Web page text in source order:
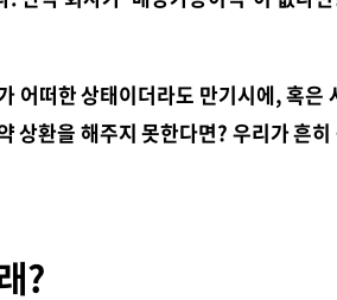
어떠한 상태이더라도 만기시에, 혹은
상환을 해주지 못한다면? 우리가 흔
?